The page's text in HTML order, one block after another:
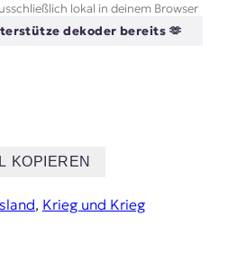
lokal in deinem Browser
dekoder bereits 🫶
KOPIEREN
, Krieg und Krieg